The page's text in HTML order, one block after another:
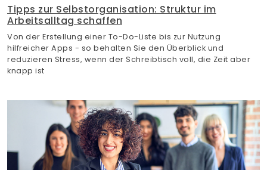
Tipps zur Selbstorganisation: Struktur im
Arbeitsalltag schaffen
Von der Erstellung einer To-Do-Liste bis zur Nutzung
hilfreicher Apps - so behalten Sie den Überblick und
reduzieren Stress, wenn der Schreibtisch voll, die Zeit aber
knapp ist